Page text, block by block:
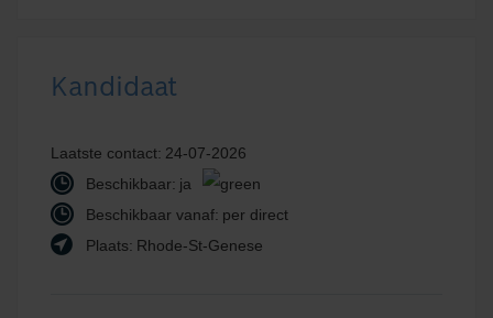
Kandidaat
Laatste contact: 24-07-2026
Beschikbaar: ja
Beschikbaar vanaf: per direct
Plaats: Rhode-St-Genese